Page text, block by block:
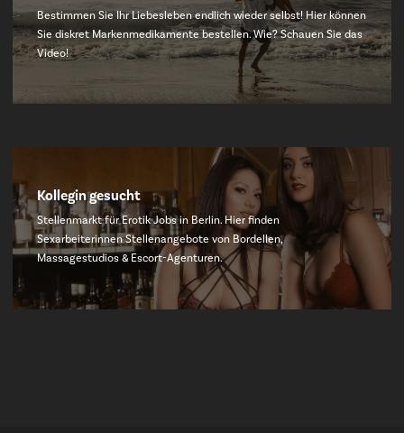
Bestimmen Sie Ihr Liebesleben endlich wieder selbst! Hier können
Sie diskret Markenmedikamente bestellen. Wie? Schauen Sie das
Video!
Kollegin gesucht
Stellenmarkt für Erotik Jobs in Berlin. Hier finden
Sexarbeiterinnen Stellenangebote von Bordellen,
Massagestudios & Escort-Agenturen.